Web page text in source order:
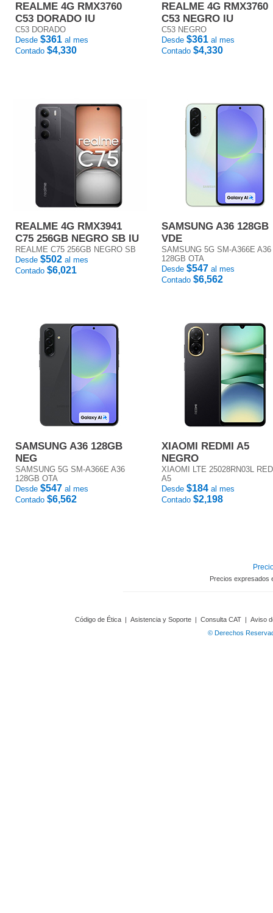
REALME 4G RMX3760
C53 DORADO IU
C53 DORADO
Desde $361 al mes
Contado $4,330
REALME 4G RMX3760
C53 NEGRO IU
C53 NEGRO
Desde $361 al mes
Contado $4,330
REALME 4G RMX3941
C75 256GB NEGRO SB IU
REALME C75 256GB NEGRO SB
Desde $502 al mes
Contado $6,021
SAMSUNG A36 128GB
VDE
SAMSUNG 5G SM-A366E A36
128GB OTA
Desde $547 al mes
Contado $6,562
SAMSUNG A36 128GB
NEG
SAMSUNG 5G SM-A366E A36
128GB OTA
Desde $547 al mes
Contado $6,562
XIAOMI REDMI A5
NEGRO
XIAOMI LTE 25028RN03L
A5
Desde $184 al mes
Contado $2,198
Precios expresados
Código de Ética | Asistencia y Soporte | Consulta CAT | Aviso
© Derechos